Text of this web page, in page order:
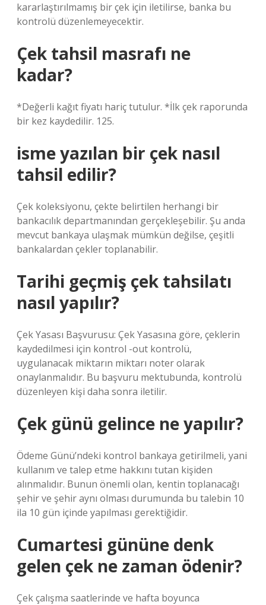
kararlaştırılmamış bir çek için iletilirse, banka bu
kontrolü düzenlemeyecektir.
Çek tahsil masrafı ne
kadar?
*Değerli kağıt fiyatı hariç tutulur. *İlk çek raporunda
bir kez kaydedilir. 125.
isme yazılan bir çek nasıl
tahsil edilir?
Çek koleksiyonu, çekte belirtilen herhangi bir
bankacılık departmanından gerçekleşebilir. Şu anda
mevcut bankaya ulaşmak mümkün değilse, çeşitli
bankalardan çekler toplanabilir.
Tarihi geçmiş çek tahsilatı
nasıl yapılır?
Çek Yasası Başvurusu: Çek Yasasına göre, çeklerin
kaydedilmesi için kontrol -out kontrolü,
uygulanacak miktarın miktarı noter olarak
onaylanmalıdır. Bu başvuru mektubunda, kontrolü
düzenleyen kişi daha sonra iletilir.
Çek günü gelince ne yapılır?
Ödeme Günü’ndeki kontrol bankaya getirilmeli, yani
kullanım ve talep etme hakkını tutan kişiden
alınmalıdır. Bunun önemli olan, kentin toplanacağı
şehir ve şehir aynı olması durumunda bu talebin 10
ila 10 gün içinde yapılması gerektiğidir.
Cumartesi gününe denk
gelen çek ne zaman ödenir?
Çek çalışma saatlerinde ve hafta boyunca